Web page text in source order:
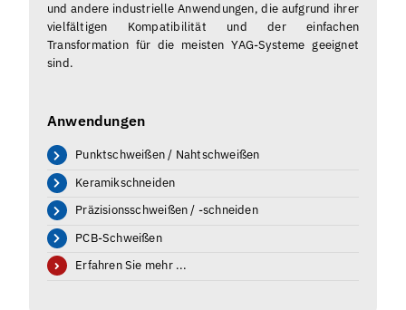
und andere industrielle Anwendungen, die aufgrund ihrer
vielfältigen Kompatibilität und der einfachen
Transformation für die meisten YAG-Systeme geeignet
sind.
Anwendungen
Punktschweißen / Nahtschweißen
Keramikschneiden
Präzisionsschweißen / -schneiden
PCB-Schweißen
Erfahren Sie mehr ...